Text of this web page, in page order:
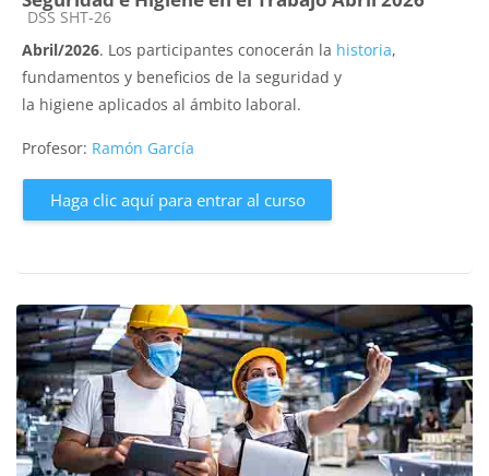
Categoría de cursos
DSS SHT-26
Abril/2026. Los participantes conocerán la historia,
fundamentos y beneficios de la seguridad y
la higiene aplicados al ámbito laboral.
Profesor: Ramón García
Haga clic aquí para entrar al curso